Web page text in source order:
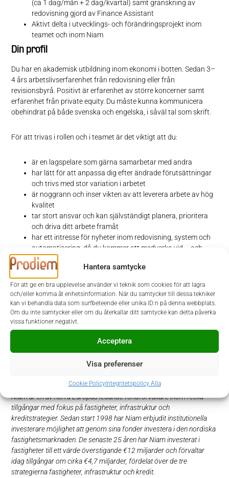
Hantera samtycke
För att ge en bra upplevelse använder vi teknik som cookies för att lagra
och/eller komma åt enhetsinformation. När du samtycker till dessa tekniker
kan vi behandla data som surfbeteende eller unika ID:n på denna webbplats.
Om du inte samtycker eller om du återkallar ditt samtycke kan detta påverka
vissa funktioner negativt.
Acceptera
Visa preferenser
Cookie PolicyIntegritetspolicy Alla
(ca 1 dag/mån + 2 dag/kvartal) samt granskning av
redovisning gjord av Finance Assistant
Aktivt delta i utvecklings- och förändringsprojekt inom
teamet och inom Niam
Din profil
Du har en akademisk utbildning inom ekonomi i botten. Sedan 3–
4 års arbetslivserfarenhet från redovisning eller från
revisionsbyrå. Positivt är erfarenhet av större koncerner samt
erfarenhet från private equity. Du måste kunna kommunicera
obehindrat på både svenska och engelska, i såväl tal som skrift.
För att trivas i rollen och i teamet är det viktigt att du:
är en lagspelare som gärna samarbetar med andra
har lätt för att anpassa dig efter ändrade förutsättningar
och trivs med stor variation i arbetet
är noggrann och inser vikten av att leverera arbete av hög
kvalitet
tar stort ansvar och kan självständigt planera, prioritera
och driva ditt arbete framåt
har ett intresse för nyheter inom redovisning, system och
automatisering, då du kommer att medverka vid – och
ibland driva – implementering av projekt inom dessa
områden
Ansökan
I denna rekrytering samarbetar Niam med Prodiem. Vi tar gärna
emot din ansökan så snart som möjligt, men notera att urval och
intervjuer sker under augusti månad. Ansökan sker via Prodiems
på Prodiem, tfn 073-338 22 62.
Niam är en av norra Europas ledande fondförvaltare inom reella
tillgångar med fokus på fastigheter, infrastruktur och
kreditstrategier. Sedan start 1998 har Niam erbjudit institutionella
investerare möjlighet att genom sina fonder investera i den nordiska
fastighetsmarknaden. De senaste 25 åren har Niam investerat i
fastigheter till ett värde överstigande €12 miljarder och förvaltar
idag tillgångar om cirka €4,7 miljarder, fördelat över de tre
strategierna fastigheter, infrastruktur och kredit.